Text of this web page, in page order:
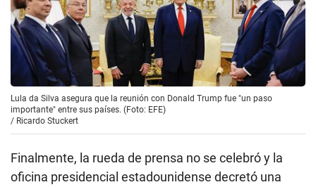
Lula da Silva asegura que la reunión con Donald Trump fue "un paso
importante" entre sus países. (Foto: EFE)
/ Ricardo Stuckert
Finalmente, la rueda de prensa no se celebró y la
oficina presidencial estadounidense decretó una